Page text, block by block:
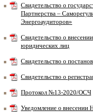
Свидетельство о
Партнерства –
Энергоаудиторов»
Свидетельство о
юридических лиц
Свидетельство о
Свидетельство о
Протокол №13-2020/ОСЧ
Уведомление о внесении